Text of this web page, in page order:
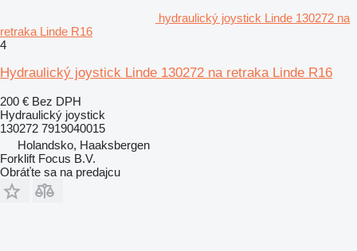
hydraulický joystick Linde 130272 na
retraka Linde R16
4
Hydraulický joystick Linde 130272 na retraka Linde R16
200 € Bez DPH
Hydraulický joystick
130272 7919040015
Holandsko, Haaksbergen
Forklift Focus B.V.
Obráťte sa na predajcu